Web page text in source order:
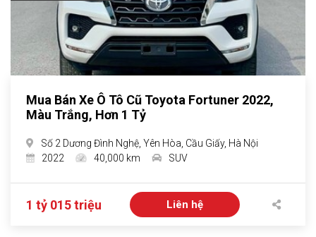
Mua Bán Xe Ô Tô Cũ Toyota Fortuner 2022,
Màu Trắng, Hơn 1 Tỷ
Số 2 Dương Đình Nghệ, Yên Hòa, Cầu Giấy, Hà Nội
2022
40,000 km SUV
1 tỷ 015 triệu Liên hệ